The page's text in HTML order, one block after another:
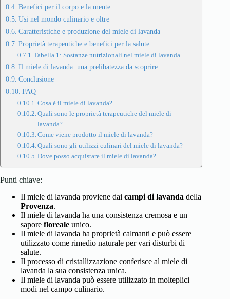
Benefici per il corpo e la mente
Usi nel mondo culinario e oltre
Caratteristiche e produzione del miele di lavanda
Proprietà terapeutiche e benefici per la salute
Tabella 1: Sostanze nutrizionali nel miele di lavanda
Il miele di lavanda: una prelibatezza da scoprire
Conclusione
FAQ
Cosa è il miele di lavanda?
Quali sono le proprietà terapeutiche del miele di
lavanda?
Come viene prodotto il miele di lavanda?
Quali sono gli utilizzi culinari del miele di lavanda?
Dove posso acquistare il miele di lavanda?
Punti chiave:
Il miele di lavanda proviene dai campi di lavanda della
Provenza.
Il miele di lavanda ha una consistenza cremosa e un
sapore floreale unico.
Il miele di lavanda ha proprietà calmanti e può essere
utilizzato come rimedio naturale per vari disturbi di
salute.
Il processo di cristallizzazione conferisce al miele di
lavanda la sua consistenza unica.
Il miele di lavanda può essere utilizzato in molteplici
modi nel campo culinario.